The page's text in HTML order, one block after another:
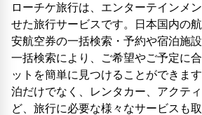
ローチケ旅行は、エンターテインメ
せた旅行サービスです。日本国内の
安航空券の一括検索・予約や宿泊施
一括検索により、ご希望やご予定に
ットを簡単に見つけることができま
泊だけでなく、レンタカー、アクテ
ど、旅行に必要な様々なサービスも